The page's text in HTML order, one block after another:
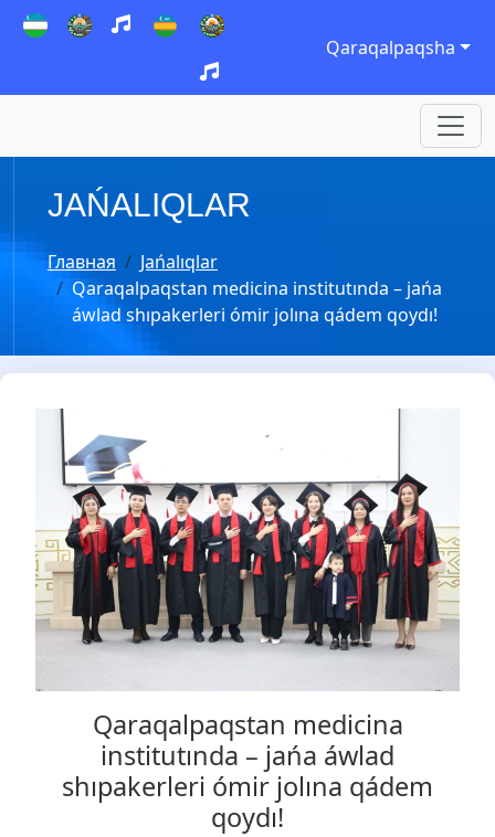
Qaraqalpaqsha
JAŃALIQLAR
Главная
Jańalıqlar
Qaraqalpaqstan medicina institutında – jańa
áwlad shıpakerleri ómir jolına qádem qoydı!
Qaraqalpaqstan medicina
institutında – jańa áwlad
shıpakerleri ómir jolına qádem
qoydı!